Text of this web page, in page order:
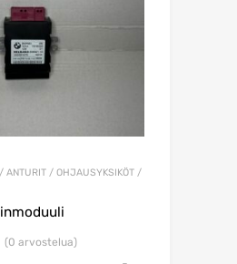
ANTURIT / OHJAUSYKSIKÖT /
(0 arvostelua)